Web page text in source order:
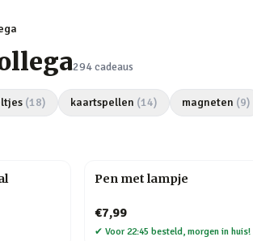
294cadeaus
(18) kaartspellen (14) magneten (9)
Pen met lampje
€7,99
✔ Voor 22:45 besteld, morgen in huis!